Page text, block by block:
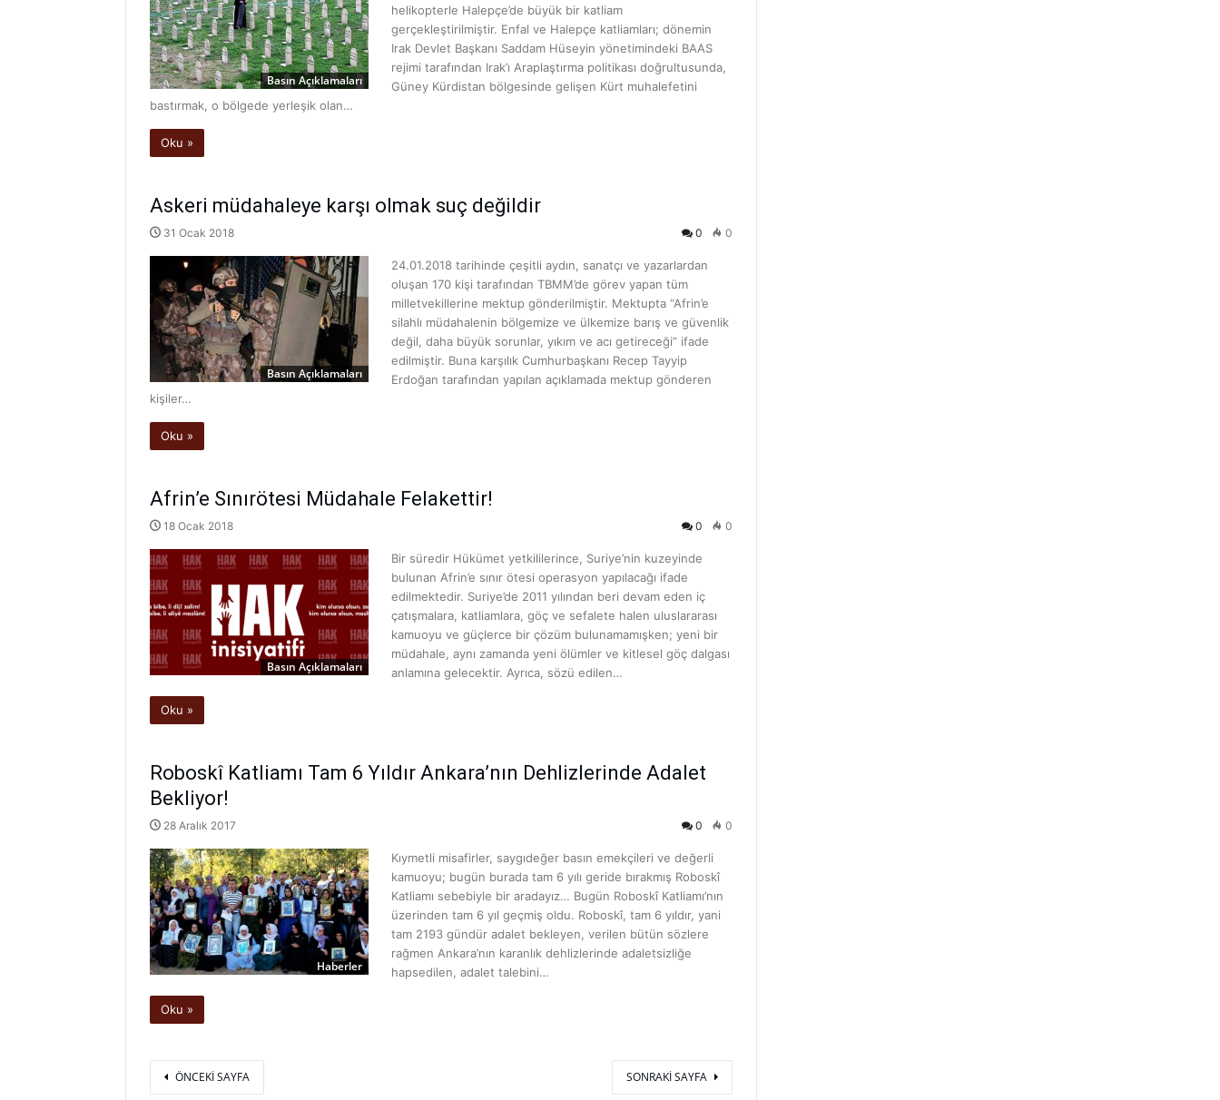
Basın Açıklamaları
helikopterle Halepçe’de büyük bir katliam
gerçekleştirilmiştir. Enfal ve Halepçe katliamları; dönemin
Irak Devlet Başkanı Saddam Hüseyin yönetimindeki BAAS
rejimi tarafından Irak’ı Araplaştırma politikası doğrultusunda,
Güney Kürdistan bölgesinde gelişen Kürt muhalefetini
bastırmak, o bölgede yerleşik olan…
Oku »
Askeri müdahaleye karşı olmak suç değildir
31 Ocak 2018 0 0
Basın Açıklamaları
24.01.2018 tarihinde çeşitli aydın, sanatçı ve yazarlardan
oluşan 170 kişi tarafından TBMM’de görev yapan tüm
milletvekillerine mektup gönderilmiştir. Mektupta “Afrin’e
silahlı müdahalenin bölgemize ve ülkemize barış ve güvenlik
değil, daha büyük sorunlar, yıkım ve acı getireceği” ifade
edilmiştir. Buna karşılık Cumhurbaşkanı Recep Tayyip
Erdoğan tarafından yapılan açıklamada mektup gönderen
kişiler…
Oku »
Afrin’e Sınırötesi Müdahale Felakettir!
18 Ocak 2018 0 0
Basın Açıklamaları
Bir süredir Hükümet yetkililerince, Suriye’nin kuzeyinde
bulunan Afrin’e sınır ötesi operasyon yapılacağı ifade
edilmektedir. Suriye’de 2011 yılından beri devam eden iç
çatışmalara, katliamlara, göç ve sefalete halen uluslararası
kamuoyu ve güçlerce bir çözüm bulunamamışken; yeni bir
müdahale, aynı zamanda yeni ölümler ve kitlesel göç dalgası
anlamına gelecektir. Ayrıca, sözü edilen…
Oku »
Roboskî Katliamı Tam 6 Yıldır Ankara’nın Dehlizlerinde Adalet
Bekliyor!
28 Aralık 2017 0 0
Haberler
Kıymetli misafirler, saygıdeğer basın emekçileri ve değerli
kamuoyu; bugün burada tam 6 yılı geride bırakmış Roboskî
Katliamı sebebiyle bir aradayız… Bugün Roboskî Katliamı’nın
üzerinden tam 6 yıl geçmiş oldu. Roboskî, tam 6 yıldır, yani
tam 2193 gündür adalet bekleyen, verilen bütün sözlere
rağmen Ankara’nın karanlık dehlizlerinde adaletsizliğe
hapsedilen, adalet talebini…
Oku »
ÖNCEKI SAYFA SONRAKI SAYFA